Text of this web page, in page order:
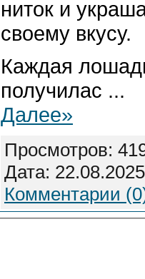
ниток и
своему вкусу.
Каждая
получилас ...
Далее»
Просмотров:
Дата: 22.08.2025
Комментарии